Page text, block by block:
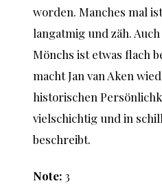
worden. Manches mal
langatmig und zäh.
Mönchs ist etwas flach
macht Jan van Aken
historischen
vielschichtig und in
beschreibt.
Note: 3